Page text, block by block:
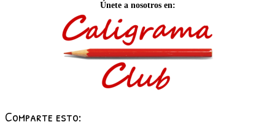
Únete a nosotros en:
Comparte esto: